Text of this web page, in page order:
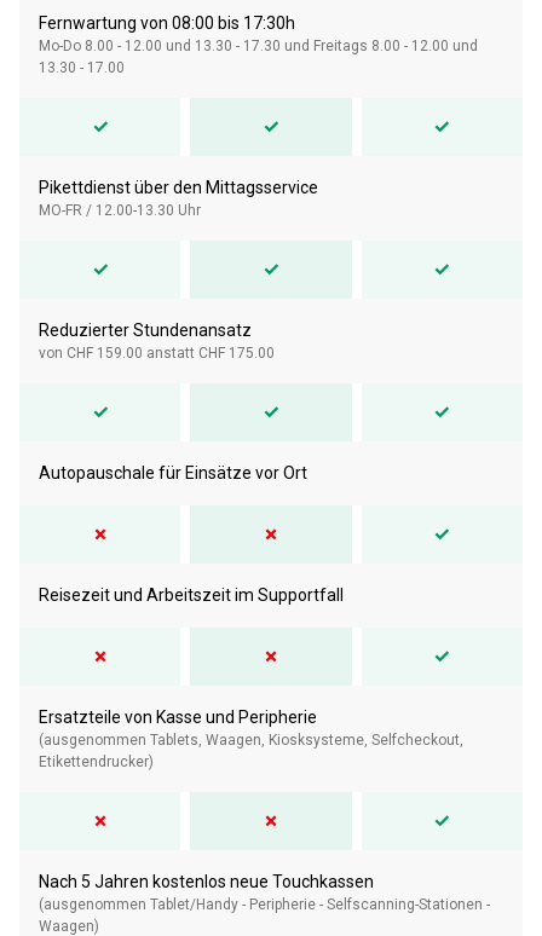
Fernwartung von 08:00 bis 17:30h
Mo-Do 8.00 - 12.00 und 13.30 - 17.30 und Freitags 8.00 - 12.00 und
13.30 - 17.00
✓ ✓ ✓
Pikettdienst über den Mittagsservice
MO-FR / 12.00-13.30 Uhr
✓ ✓ ✓
Reduzierter Stundenansatz
von CHF 159.00 anstatt CHF 175.00
✓ ✓ ✓
Autopauschale für Einsätze vor Ort
✗ ✗ ✓
Reisezeit und Arbeitszeit im Supportfall
✗ ✗ ✓
Ersatzteile von Kasse und Peripherie
(ausgenommen Tablets, Waagen, Kiosksysteme, Selfcheckout,
Etikettendrucker)
✗ ✗ ✓
Nach 5 Jahren kostenlos neue Touchkassen
(ausgenommen Tablet/Handy - Peripherie - Selfscanning-Stationen -
Waagen)